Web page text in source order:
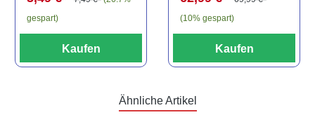
gespart)
Kaufen
(10% gespart)
Kaufen
Ähnliche Artikel